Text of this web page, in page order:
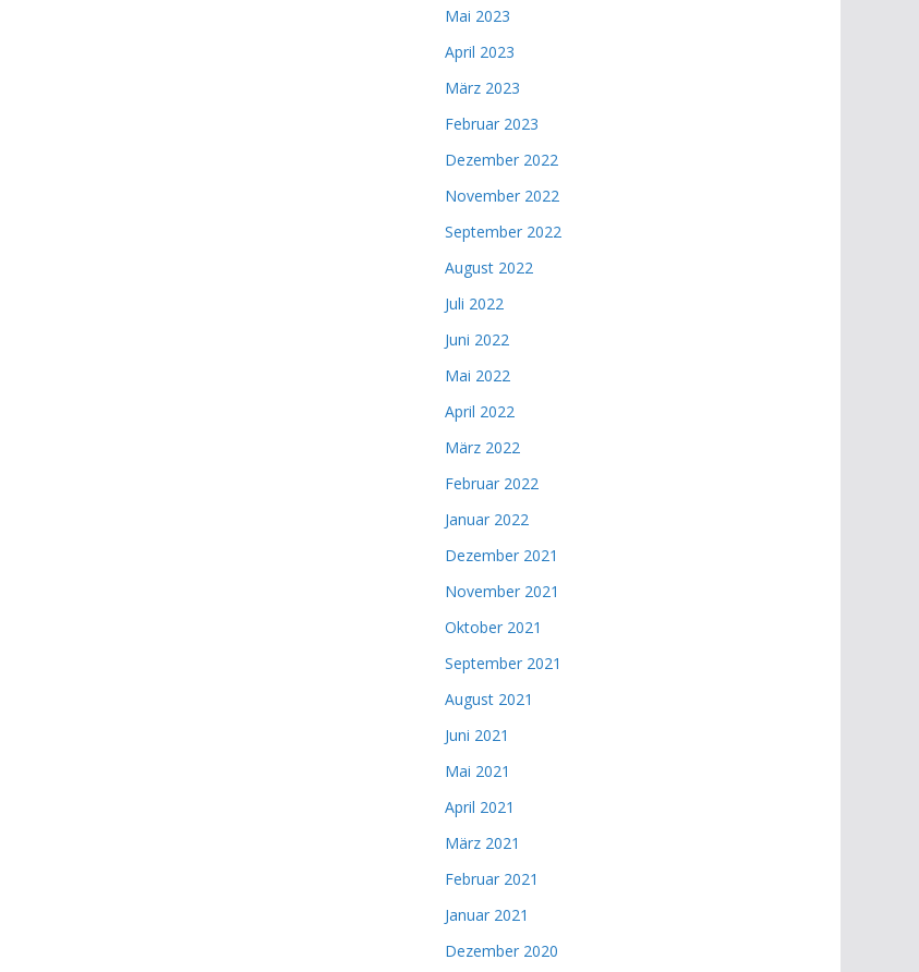
Mai 2023
April 2023
März 2023
Februar 2023
Dezember 2022
November 2022
September 2022
August 2022
Juli 2022
Juni 2022
Mai 2022
April 2022
März 2022
Februar 2022
Januar 2022
Dezember 2021
November 2021
Oktober 2021
September 2021
August 2021
Juni 2021
Mai 2021
April 2021
März 2021
Februar 2021
Januar 2021
Dezember 2020